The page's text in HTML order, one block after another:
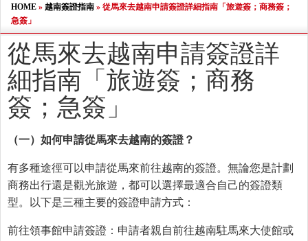
週末緊急電子簽證
查詢簽證狀態
HOME » 越南簽證指南 » 從馬來去越南申請簽證詳細指南「旅遊簽；商務簽；
急簽」
從馬來去越南申請簽證詳
細指南「旅遊簽；商務
簽；急簽」
（一）如何申請從馬來去越南的簽證？
有多種途徑可以申請從馬來前往越南的簽證。無論您是計劃
商務出行還是觀光旅遊，都可以選擇最適合自己的簽證類
型。以下是三種主要的簽證申請方式：
前往領事館申請簽證：申請者親自前往越南駐馬來大使館或